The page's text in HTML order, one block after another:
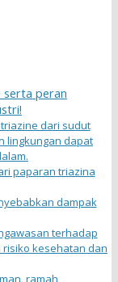
serta peran
dari sudut
lingkungan dapat
paparan triazina
dampak
terhadap
kesehatan dan
ramah